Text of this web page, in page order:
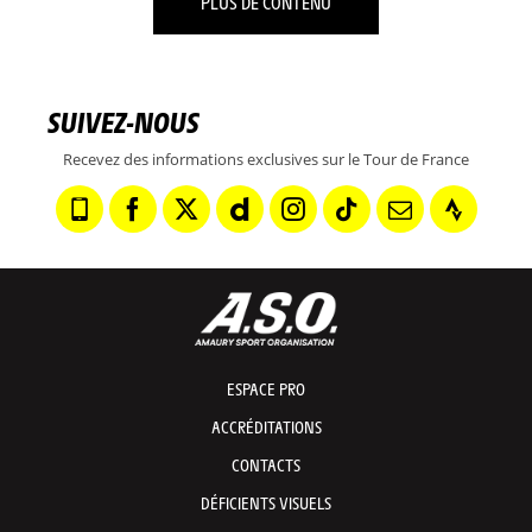
SUIVEZ-NOUS
Recevez des informations exclusives sur le Tour de France
ESPACE PRO
ACCRÉDITATIONS
CONTACTS
DÉFICIENTS VISUELS